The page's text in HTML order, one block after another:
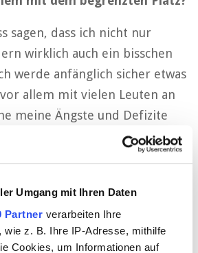
Umgang mit Ihren Daten
Partner verarbeiten Ihre
wie z. B. Ihre IP-Adresse, mithilfe
Cookies, um Informationen auf
sagen, dass ich nicht nur
wirklich auch ein bisschen
werde anfänglich sicher etwas
allem mit vielen Leuten an
meine Ängste und Defizite
das genauso.“
wird sicher das Grauen!
erwartet. Nur eine Toilette,
schnarchende Menschen,
schlafen. Ich stelle mir auch